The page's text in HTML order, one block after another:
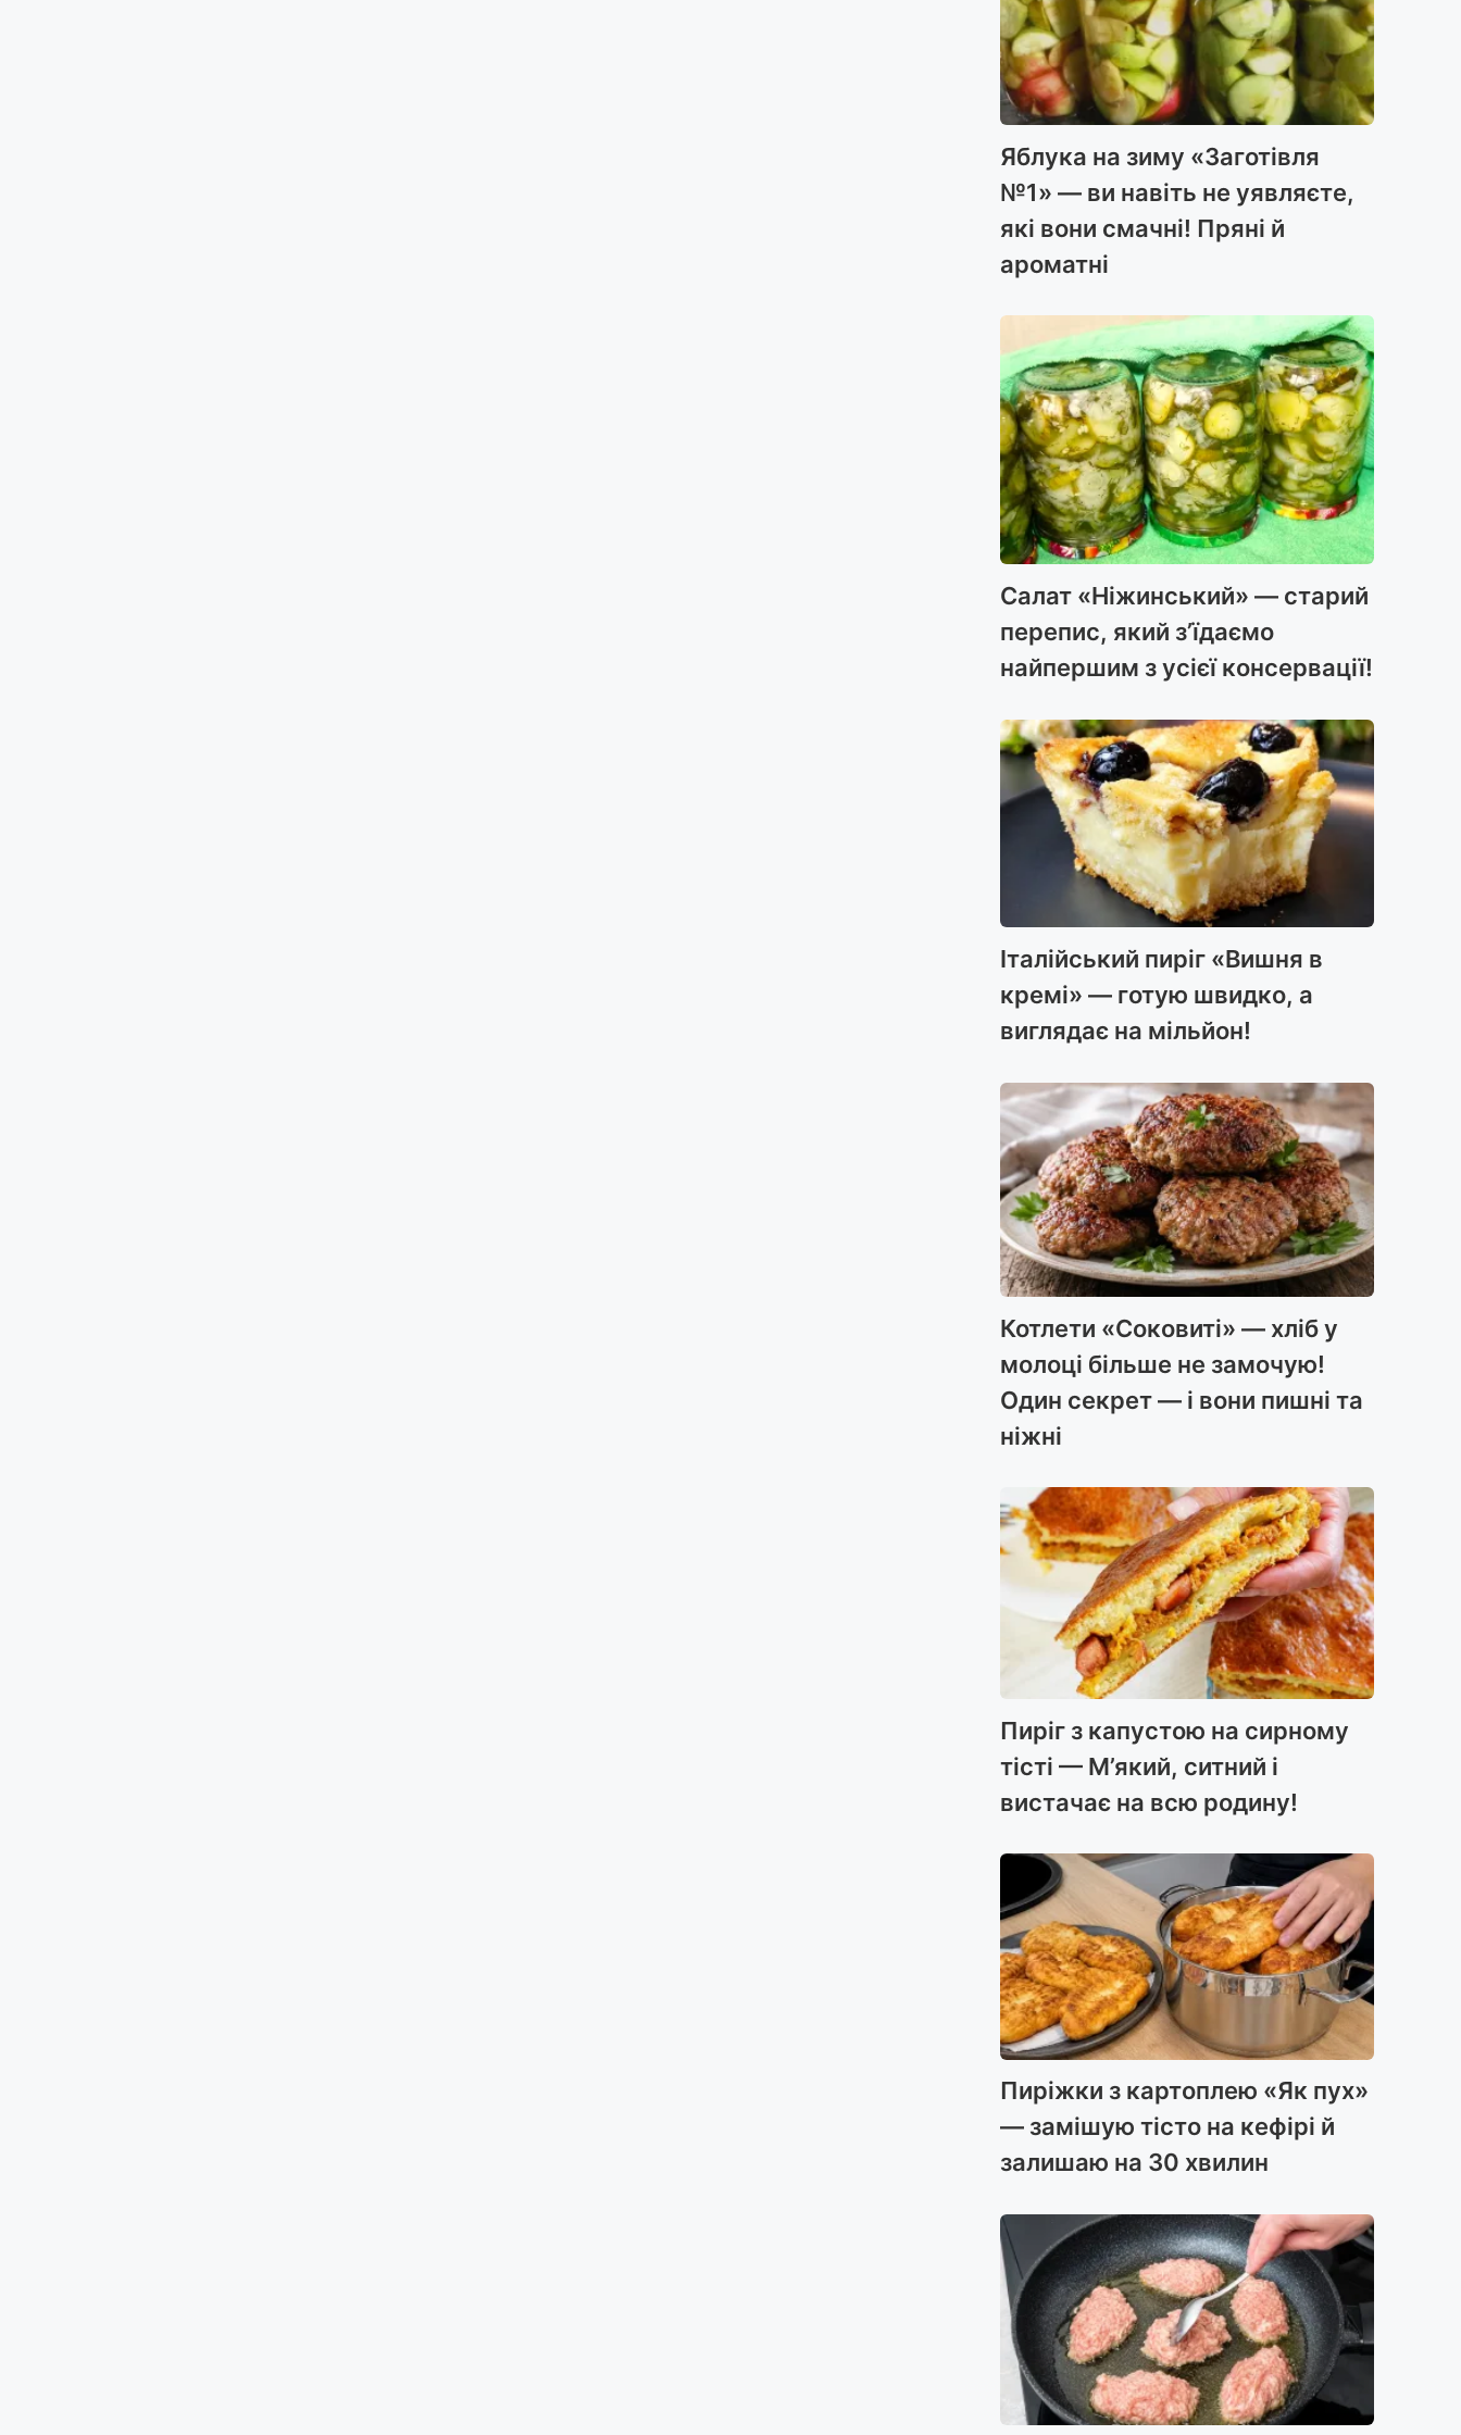
Яблука на зиму «Заготівля
№1» — ви навіть не уявляєте,
які вони смачні! Пряні й
ароматні
Салат «Ніжинський» — старий
перепис, який з’їдаємо
найпершим з усієї консервації!
Італійський пиріг «Вишня в
кремі» — готую швидко, а
виглядає на мільйон!
Котлети «Соковиті» — хліб у
молоці більше не замочую!
Один секрет — і вони пишні та
ніжні
Пиріг з капустою на сирному
тісті — М’який, ситний і
вистачає на всю родину!
Пиріжки з картоплею «Як пух»
— замішую тісто на кефірі й
залишаю на 30 хвилин